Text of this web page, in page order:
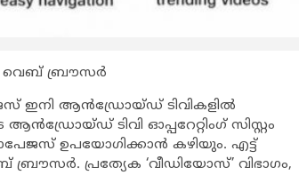
വെബ് ബ്രൗസര്‍
ഇനി ആന്‍ഡ്രോയ്ഡ് ടിവികളില്‍
ടിവി ഓപ്പറേറ്റിംഗ് സിസ്റ്റം
ഉപയോഗിക്കാന്‍ കഴിയും. എട്ട്
പ്രത്യേക ‘വീഡിയോസ്’ വിഭാഗം,